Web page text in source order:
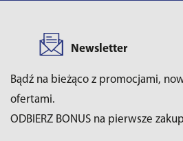
Newsletter
Bądź na bieżąco z promocjami,
ofertami.
ODBIERZ BONUS na pierwsze